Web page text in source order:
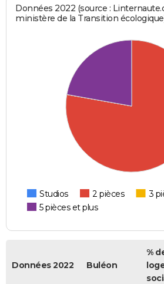
Données 2022 (source :
ministère de la Transition
Studios 2 pièces 3
5 pièces et plus
Données 2022 Buléon
%